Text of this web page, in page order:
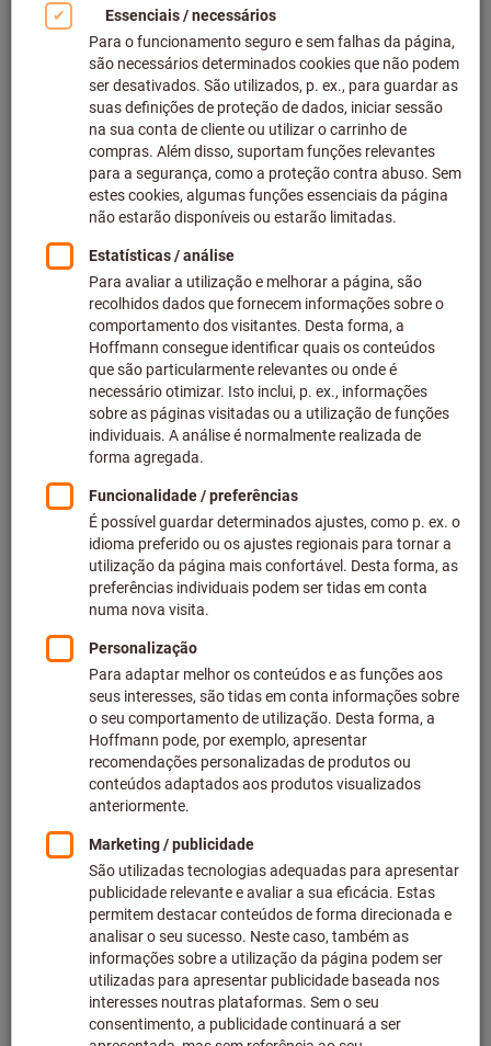
Em stock
10 variantes
a partir de
134,56 €
mais IVA à taxa atualPreços mais
custos de entrega
Ir para variantes
Cone de fixação plano HSK-A 63
curto
N.º do artigo: 304270
Em stock
11 variantes
mais IVA à taxa atual Preços mais
custos de entrega
Ir para variantes
Cone de fixação plano HSK-A 63
curto
N.º do artigo: 304277
Em stock
87,77 €
mais IVA à taxa atualPreços mais
custos de entrega
Ir para variantes